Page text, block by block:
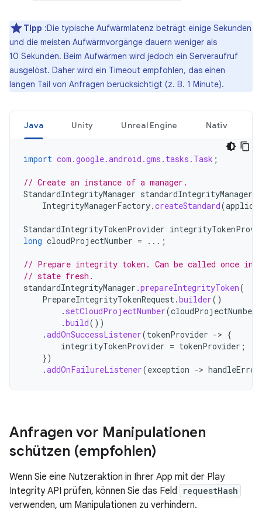
Tipp :Die typische Aufwärmlatenz beträgt einige Sekunden
und die meisten Aufwärmvorgänge dauern weniger als
10 Sekunden. Beim Aufwärmen wird jedoch ein Serveraufruf
ausgelöst. Daher wird ein Timeout empfohlen, das einen
langen Tail von Anfragen berücksichtigt (z. B. 1 Minute).
Java Unity Unreal Engine Nativ
import com.google.android.gms.tasks.Task ;
// Create an instance of a manager.
StandardIntegrityManager standardIntegrityManager
IntegrityManagerFactory.createStandard(
StandardIntegrityTokenProvider
long cloudProjectNumber = ...;
// Prepare integrity token. Can be called once in
// state fresh.
standardIntegrityManager .prepareIntegrityToken(
PrepareIntegrityTokenRequest.builder()
. setCloudProjectNumber(cloudProjectNumber
.build())
.addOnSuccessListener(tokenProvider -> {
integrityTokenProvider = tokenProvider ;
})
.addOnFailureListener(exception -> handleError
Anfragen vor Manipulationen
schützen (empfohlen)
Wenn Sie eine Nutzeraktion in Ihrer App mit der Play
Integrity API prüfen, können Sie das Feld
requestHash
verwenden, um Manipulationen zu verhindern.